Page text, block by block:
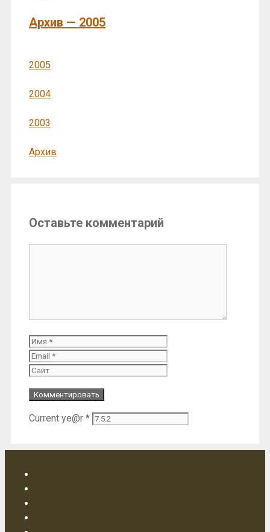
Архив — 2005
2005
2004
2003
Архив
Оставьте комментарий
Имя
Current ye@r *